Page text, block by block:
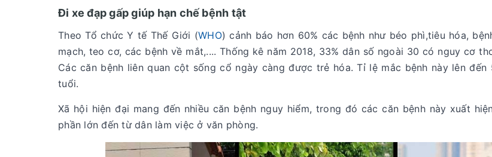
Đi xe đạp gấp giúp hạn chế bệnh tật
Theo Tổ chức Y tế Thế Giới (WHO) cảnh báo hơn 60% các bệnh như béo phì,tiêu hóa,
mạch, teo cơ, các bệnh về mắt,.... Thống kê năm 2018, 33% dân số ngoài 30 có nguy cơ
Các căn bệnh liên quan cột sống cổ ngày càng được trẻ hóa. Tỉ lệ mắc bệnh này lên đến
tuổi.
Xã hội hiện đại mang đến nhiều căn bệnh nguy hiểm, trong đó các căn bệnh này xuất
phần lớn đến từ dân làm việc ở văn phòng.